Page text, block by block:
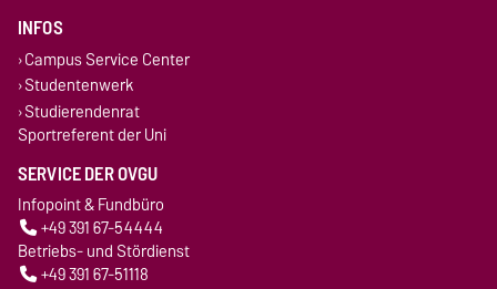
INFOS
Campus Service Center
Studentenwerk
Studierendenrat
Sportreferent der Uni
SERVICE DER OVGU
Infopoint & Fundbüro
+49 391 67-54444
Betriebs- und Stördienst
+49 391 67-51118